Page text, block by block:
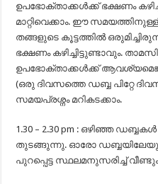
ഉപഭോക്താക്കൾക്ക് ഭക്ഷണം
മാറ്റിവെക്കാം. ഈ
തങ്ങളുടെ കൂട്ടത്തിൽ
ഭക്ഷണം കഴിച്ചിട്ടുണ്ടാവും.
ഉപഭോക്താക്കൾക്ക്
(ഒരു ദിവസത്തെ ഡബ്ബ പിറ്റേ
സമയപ്രശ്നം മറികടക്കാം.
1.30 – 2.30 pm : ഒഴിഞ്ഞ
തുടങ്ങുന്നു. ഓരോ
പുറപ്പെട്ട സ്ഥലമനുസരിച്ച് വീണ്ടും